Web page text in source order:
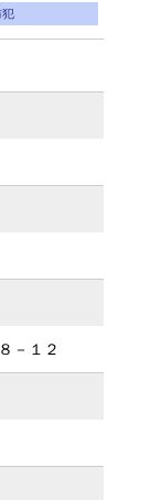
犯
－１２